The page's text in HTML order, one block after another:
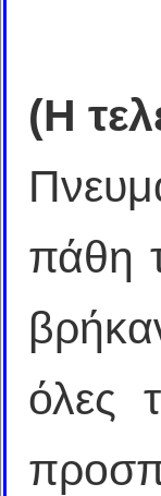
(Η
πάθη
όλες